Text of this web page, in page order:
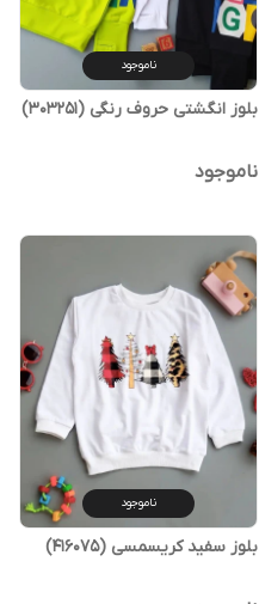
ناموجود
بلوز انگشتی حروف رنگی (303251)
ناموجود
ناموجود
بلوز سفید کریسمسی (416075)